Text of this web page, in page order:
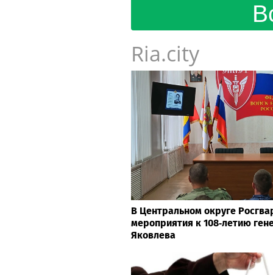
Ria.city
В Центральном округе
мероприятия к 108‑летию
Яковлева